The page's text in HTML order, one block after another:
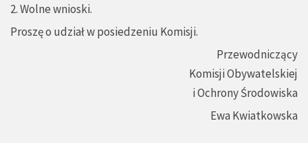
2. Wolne wnioski.
Proszę o udział w posiedzeniu Komisji.
Przewodniczący
Komisji Obywatelskiej
i Ochrony Środowiska
Ewa Kwiatkowska